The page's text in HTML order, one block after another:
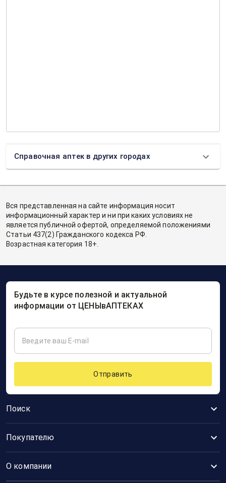
Справочная аптек в других городах
Вся представленная на сайте информация носит
информационный характер и ни при каких условиях не
является публичной офертой, определяемой положениями
Статьи 437(2) Гражданского кодекса РФ.
Возрастная категория 18+.
Поиск
Покупателю
О компании
Будьте в курсе полезной и актуальной
информации от ЦЕНЫвАПТЕКАХ
Отправить